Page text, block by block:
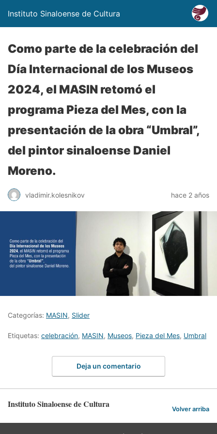
Instituto Sinaloense de Cultura
Como parte de la celebración del
Día Internacional de los Museos
2024, el MASIN retomó el
programa Pieza del Mes, con la
presentación de la obra “Umbral”,
del pintor sinaloense Daniel
Moreno.
vladimir.kolesnikov hace 2 años
Categorías: MASIN, Slider
Etiquetas: celebración, MASIN, Museos, Pieza del Mes, Umbral
Deja un comentario
Instituto Sinaloense de Cultura Volver arriba